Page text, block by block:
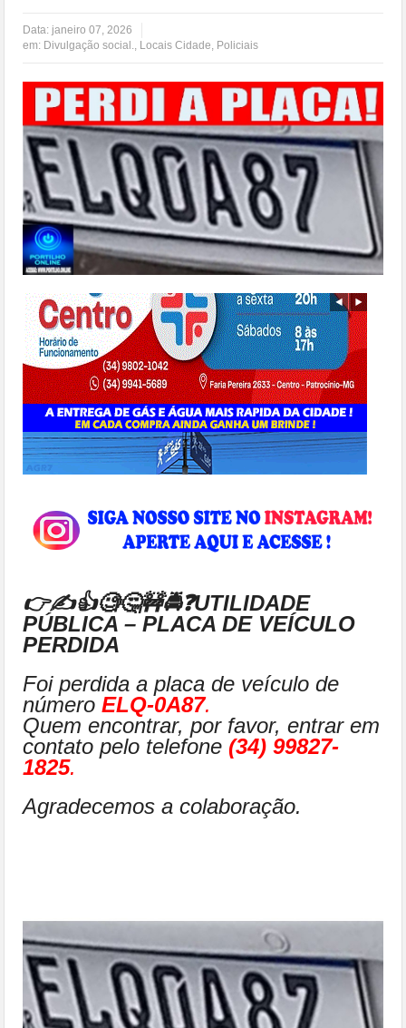
Data: janeiro 07, 2026
em: Divulgação social., Locais Cidade, Policiais
👉✍👍🧐🤔🚧🚔❓UTILIDADE
PÚBLICA – PLACA DE VEÍCULO
PERDIDA
Foi perdida a placa de veículo de
número ELQ-0A87.
Quem encontrar, por favor, entrar em
contato pelo telefone (34) 99827-
1825.
Agradecemos a colaboração.